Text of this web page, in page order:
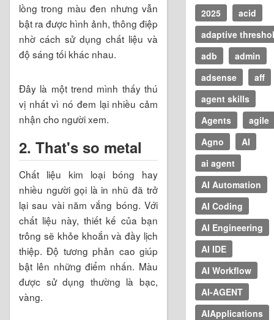
lồng trong màu đen nhưng vẫn
bật ra được hình ảnh, thông điệp
nhờ cách sử dụng chất liệu và
độ sáng tối khác nhau.
Đây là một trend mình thấy thú
vị nhất vì nó đem lại nhiều cảm
nhận cho người xem.
2. That's so metal
Chất liệu kim loại bóng hay
nhiều người gọi là in nhũ đã trở
lại sau vài năm vắng bóng. Với
chất liệu này, thiết kế của bạn
trông sẽ khỏe khoắn và đầy lịch
thiệp. Độ tương phản cao giúp
bật lên những điểm nhấn. Màu
được sử dụng thường là bạc,
vàng.
2025
acid
adaptive
adb
admin
adsense
aff
agent skills
Agents
agile
Agno
AI
ai agent
AI Automation
AI Coding
AI Engineering
AI IDE
AI Workflow
AI-AGENT
AIApplications